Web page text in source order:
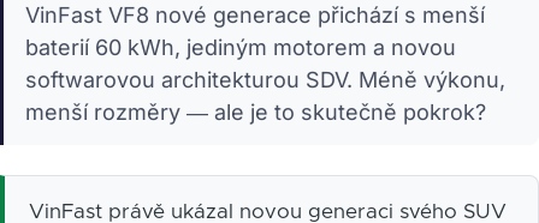
VinFast VF8 nové generace přichází s menší
baterií 60 kWh, jediným motorem a novou
softwarovou architekturou SDV. Méně výkonu,
menší rozměry — ale je to skutečně pokrok?
VinFast právě ukázal novou generaci svého SUV